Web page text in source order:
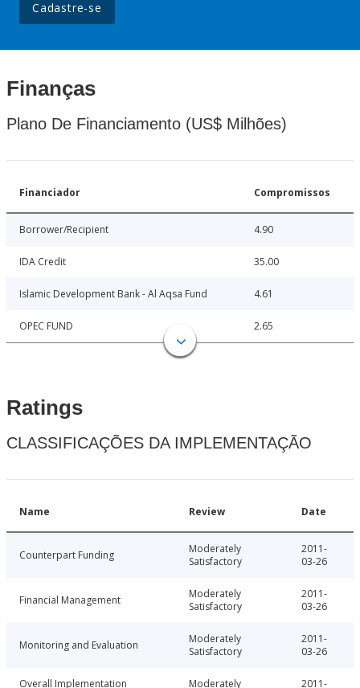
Cadastre-se
Finanças
Plano De Financiamento (US$ Milhões)
Financiador Compromissos
Borrower/Recipient 4.90
IDA Credit 35.00
Islamic Development Bank - Al Aqsa Fund 4.61
OPEC FUND 2.65
Ratings
CLASSIFICAÇÕES DA IMPLEMENTAÇÃO
Name Review Date
Counterpart Funding
Moderately
Satisfactory
2011-
03-26
Financial Management
Moderately
Satisfactory
2011-
03-26
Monitoring and Evaluation
Moderately
Satisfactory
2011-
03-26
Overall Implementation
Moderately
2011-